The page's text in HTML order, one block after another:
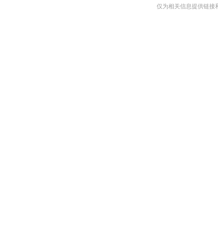
仅为相关信息提供链接